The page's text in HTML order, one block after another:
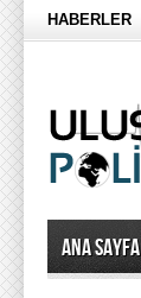
HABERLER
Ana Sayfa